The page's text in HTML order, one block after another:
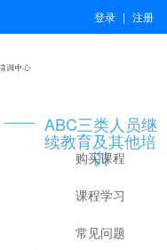
登录 | 注册
ABC三类人员继
续教育及其他培
训
购买课程
课程学习
常见问题